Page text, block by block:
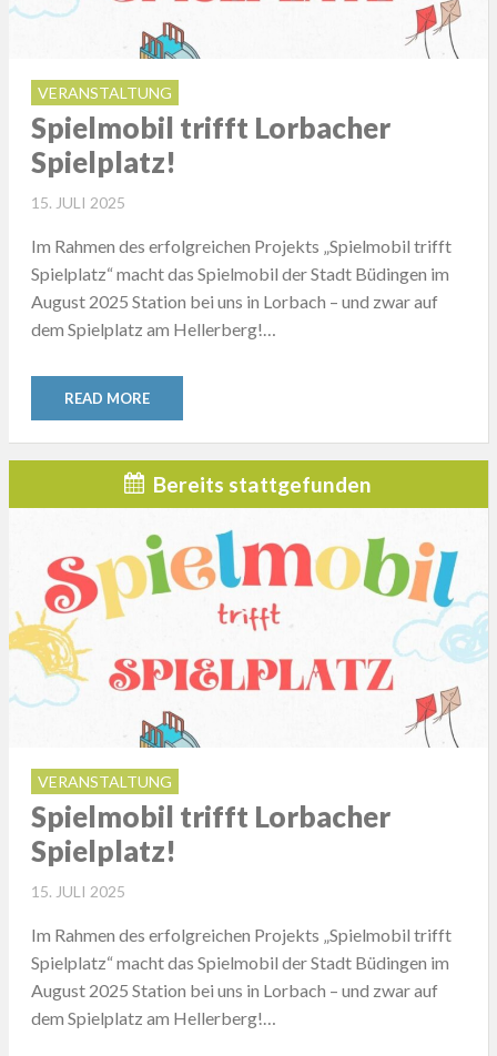
VERANSTALTUNG
Spielmobil trifft Lorbacher
Spielplatz!
POSTED
15. JULI 2025
Im Rahmen des erfolgreichen Projekts „Spielmobil trifft
Spielplatz“ macht das Spielmobil der Stadt Büdingen im
August 2025 Station bei uns in Lorbach – und zwar auf
dem Spielplatz am Hellerberg!…
READ MORE
Bereits stattgefunden
VERANSTALTUNG
Spielmobil trifft Lorbacher
Spielplatz!
POSTED
15. JULI 2025
Im Rahmen des erfolgreichen Projekts „Spielmobil trifft
Spielplatz“ macht das Spielmobil der Stadt Büdingen im
August 2025 Station bei uns in Lorbach – und zwar auf
dem Spielplatz am Hellerberg!…